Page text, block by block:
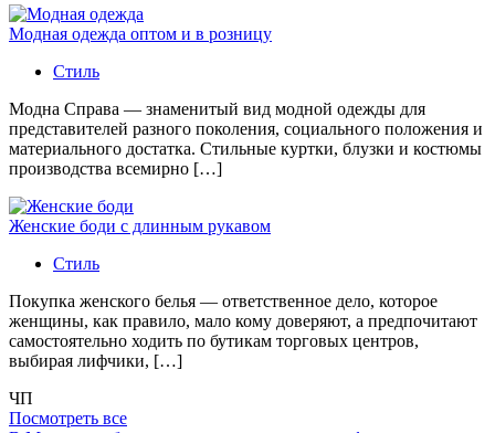
Модная одежда оптом и в розницу
Стиль
Модна Справа — знаменитый вид модной одежды для
представителей разного поколения, социального положения и
материального достатка. Стильные куртки, блузки и костюмы
производства всемирно […]
Женские боди с длинным рукавом
Стиль
Покупка женского белья — ответственное дело, которое
женщины, как правило, мало кому доверяют, а предпочитают
самостоятельно ходить по бутикам торговых центров,
выбирая лифчики, […]
ЧП
Посмотреть все